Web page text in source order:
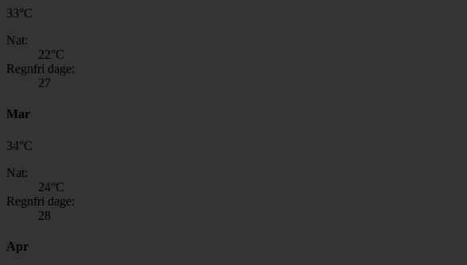
33°C
Nat:
22°C
Regnfri dage:
27
Mar
34°C
Nat:
24°C
Regnfri dage:
28
Apr